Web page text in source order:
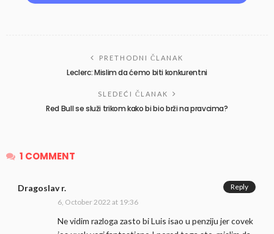
PRETHODNI ČLANAK
Leclerc: Mislim da ćemo biti konkurentni
SLEDEĆI ČLANAK
Red Bull se služi trikom kako bi bio brži na pravcima?
1 COMMENT
Dragoslav r.
6, October 2022 at 19:36
Ne vidim razloga zasto bi Luis isao u penziju jer covek
Reply